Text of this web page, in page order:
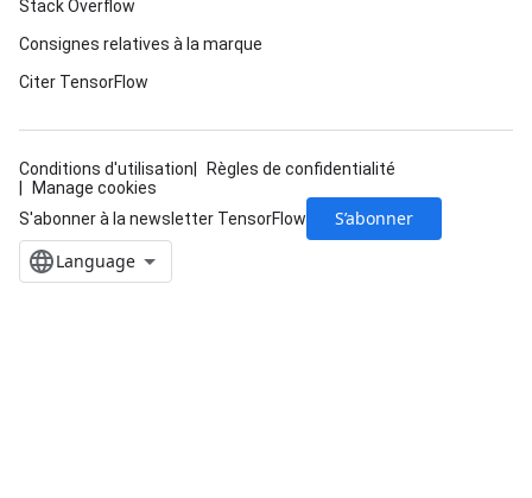
Stack Overflow
Consignes relatives à la marque
Citer TensorFlow
Conditions d'utilisation
Règles de confidentialité
Manage cookies
S'abonner à la newsletter TensorFlow
S’abonner